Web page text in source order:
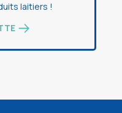
laitiers !